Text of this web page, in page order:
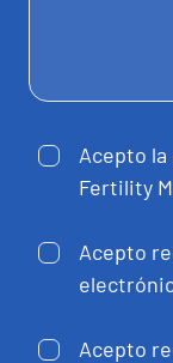
Acepto
Fertility
Acepto
Acepto